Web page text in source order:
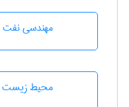
مهندسی نفت
محيط زيست